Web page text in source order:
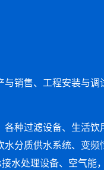
销售、工程安装与
种过滤设备、生活饮
分质供水系统、变
水处理设备、空气能